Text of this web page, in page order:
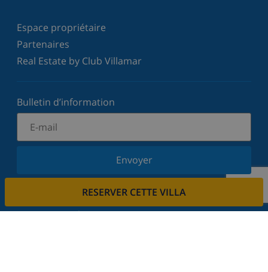
RESERVER CETTE VILLA
Espace propriétaire
Partenaires
Real Estate by Club Villamar
Bulletin d’information
Envoyer
Inscrivez-vous à notre newsletter et restez informé
votre vie privée.